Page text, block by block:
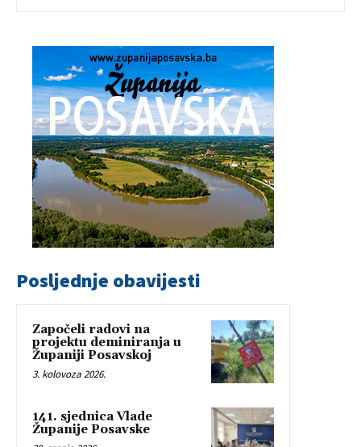
Posljednje obavijesti
Započeli radovi na
projektu deminiranja u
Županiji Posavskoj
3. kolovoza 2026.
141. sjednica Vlade
Županije Posavske